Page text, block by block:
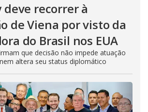
recorrer à
de Viena por visto da
do Brasil nos EUA
que decisão não impede atuação
altera seu status diplomático